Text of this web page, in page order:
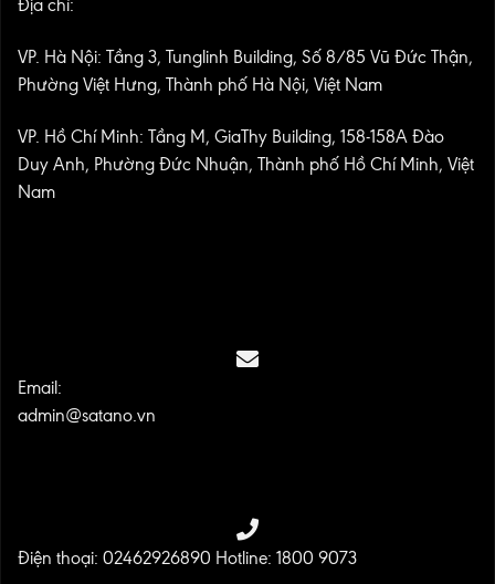
Địa chỉ:
VP. Hà Nội: Tầng 3, Tunglinh Building, Số 8/85 Vũ Đức Thận,
Phường Việt Hưng, Thành phố Hà Nội, Việt Nam
VP. Hồ Chí Minh: Tầng M, GiaThy Building, 158-158A Đào
Duy Anh, Phường Đức Nhuận, Thành phố Hồ Chí Minh, Việt
Nam
Email:
admin@satano.vn
Điện thoại: 02462926890 Hotline: 1800 9073